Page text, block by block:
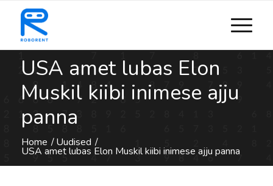
USA amet lubas Elon
Muskil kiibi inimese ajju
panna
Home / Uudised /
USA amet lubas Elon Muskil kiibi inimese ajju panna